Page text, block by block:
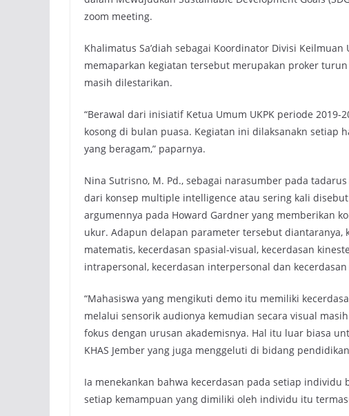
zoom meeting.
Khalimatus Sa’diah sebagai Koordinator Divisi Keilmuan
memaparkan kegiatan tersebut merupakan proker
masih dilestarikan.
“Berawal dari inisiatif Ketua Umum UKPK periode 2019-
kosong di bulan puasa. Kegiatan ini dilaksanakn setiap
yang beragam,” paparnya.
Nina Sutrisno, M. Pd., sebagai narasumber pada
dari konsep multiple intelligence atau sering kali
argumennya pada Howard Gardner yang memberikan
ukur. Adapun delapan parameter tersebut diantaranya,
matematis, kecerdasan spasial-visual, kecerdasan
intrapersonal, kecerdasan interpersonal dan
“Mahasiswa yang mengikuti demo itu memiliki
melalui sensorik audionya kemudian secara visual
fokus dengan urusan akademisnya. Hal itu luar biasa
KHAS Jember yang juga menggeluti di bidang
Ia menekankan bahwa kecerdasan pada setiap
setiap kemampuan yang dimiliki oleh individu itu